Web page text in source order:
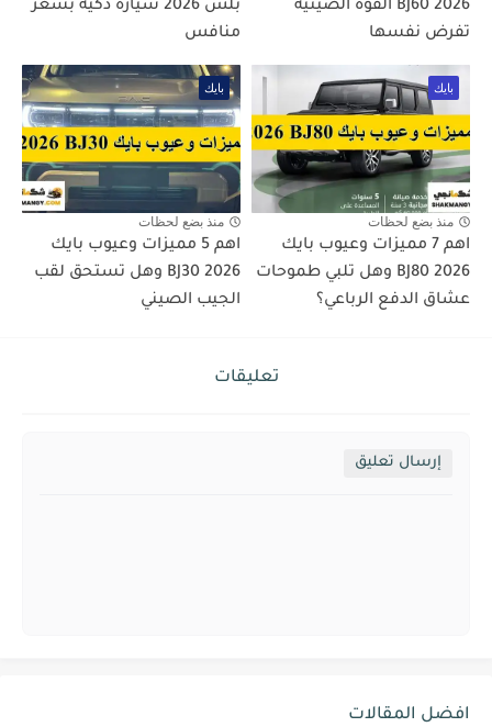
BJ60 2026 القوة الصينية
تفرض نفسها
بلس 2026 سيارة ذكية بسعر
منافس
بايك
منذ بضع لحظات
اهم 7 مميزات وعيوب بايك
BJ80 2026 وهل تلبي طموحات
عشاق الدفع الرباعي؟
بايك
منذ بضع لحظات
اهم 5 مميزات وعيوب بايك
BJ30 2026 وهل تستحق لقب
الجيب الصيني
تعليقات
إرسال تعليق
افضل المقالات